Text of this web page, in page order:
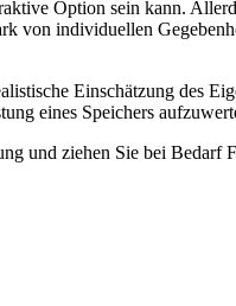
Option sein kann.
von individuellen
Einschätzung des
eines Speichers
und ziehen Sie bei Bedarf